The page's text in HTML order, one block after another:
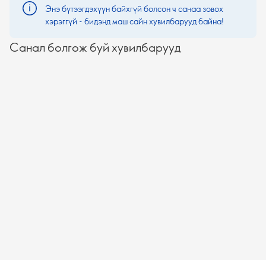
Энэ бүтээгдэхүүн байхгүй болсон ч санаа зовох
хэрэггүй - бидэнд маш сайн хувилбарууд байна!
Санал болгож буй хувилбарууд